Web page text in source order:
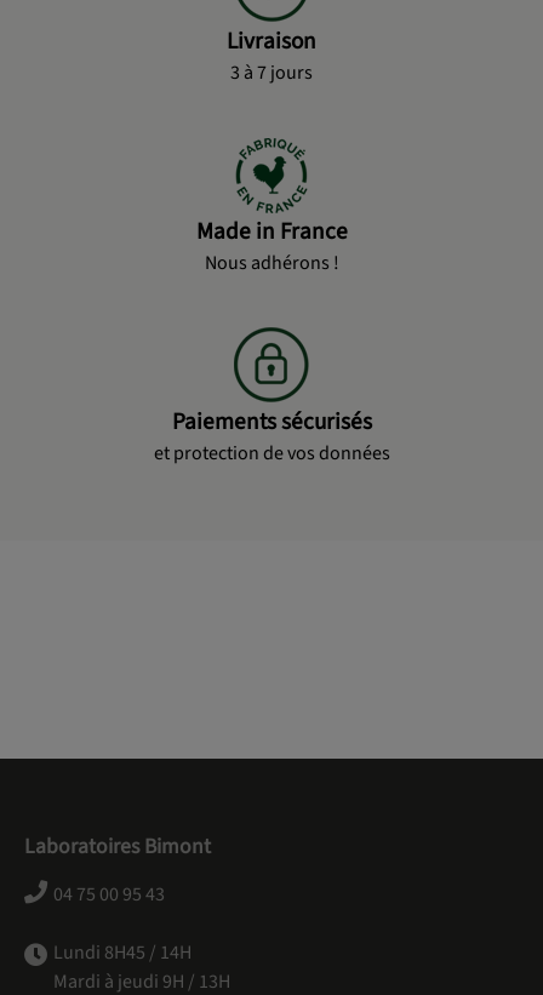
Livraison
3 à 7 jours
Made in France
Nous adhérons !
Paiements sécurisés
et protection de vos données
Laboratoires Bimont
04 75 00 95 43
Lundi 8H45 / 14H
Mardi à jeudi 9H / 13H